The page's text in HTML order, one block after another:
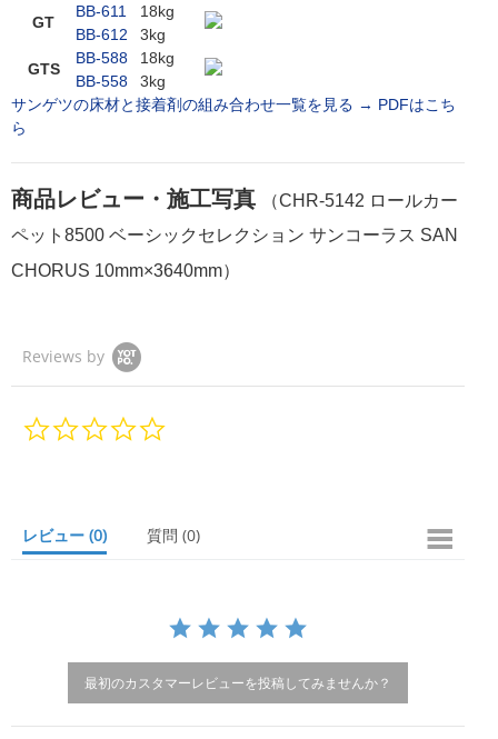
GT
BB-611
18kg
BB-612
3kg
GTS
BB-588
18kg
BB-558
3kg
サンゲツの床材と接着剤の組み合わせ一覧を見る → PDFはこち
ら
商品レビュー・施工写真
（CHR-5142 ロールカー
ペット8500 ベーシックセレクション サンコーラス SAN
CHORUS 10mm×3640mm）
Reviews by
r
g
レビュー (0) 質問 (0)
最初のカスタマーレビューを投稿してみませんか？